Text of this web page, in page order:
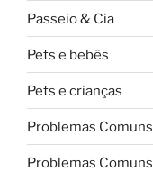
Passeio & Cia
Pets e bebês
Pets e crianças
Problemas Comuns
Problemas Comuns